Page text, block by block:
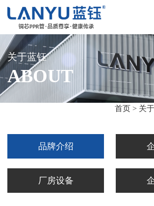
关于蓝钰
ABOUT
首页 > 关
品牌介绍
厂房设备